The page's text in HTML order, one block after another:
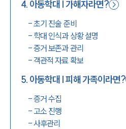
4. 아동학대 | 가해자라면?
-초기 진술 준비
- 학대 인식과 상황 설명
-증거 보존과 관리
- 객관적 자료 확보
5. 아동학대 | 피해 가족이라면?
-증거 수집
-고소 진행
-사후관리